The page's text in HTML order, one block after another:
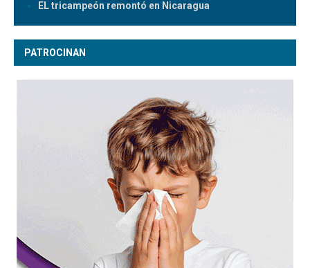
EL tricampeón remontó en Nicaragua
PATROCINAN